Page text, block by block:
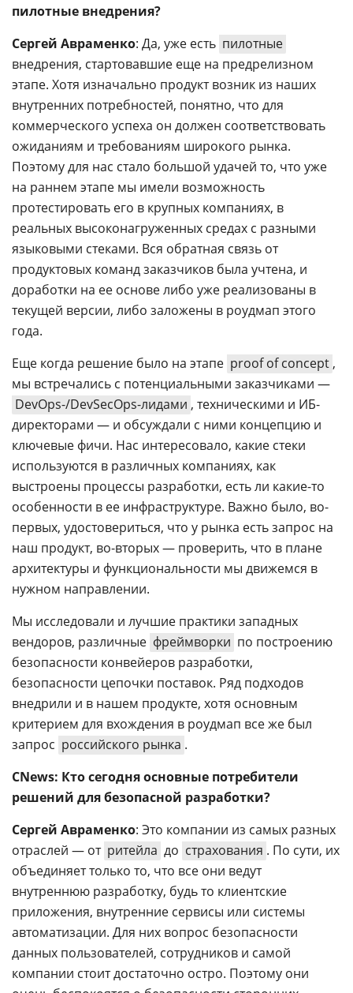
пилотные внедрения?
Сергей Авраменко: Да, уже есть пилотные
внедрения, стартовавшие еще на предрелизном
этапе. Хотя изначально продукт возник из наших
внутренних потребностей, понятно, что для
коммерческого успеха он должен соответствовать
ожиданиям и требованиям широкого рынка.
Поэтому для нас стало большой удачей то, что уже
на раннем этапе мы имели возможность
протестировать его в крупных компаниях, в
реальных высоконагруженных средах с разными
языковыми стеками. Вся обратная связь от
продуктовых команд заказчиков была учтена, и
доработки на ее основе либо уже реализованы в
текущей версии, либо заложены в роудмап этого
года.
Еще когда решение было на этапе proof of concept ,
мы встречались с потенциальными заказчиками —
DevOps-/DevSecOps-лидами , техническими и ИБ-
директорами — и обсуждали с ними концепцию и
ключевые фичи. Нас интересовало, какие стеки
используются в различных компаниях, как
выстроены процессы разработки, есть ли какие-то
особенности в ее инфраструктуре. Важно было, во-
первых, удостовериться, что у рынка есть запрос на
наш продукт, во-вторых — проверить, что в плане
архитектуры и функциональности мы движемся в
нужном направлении.
Мы исследовали и лучшие практики западных
вендоров, различные фреймворки по построению
безопасности конвейеров разработки,
безопасности цепочки поставок. Ряд подходов
внедрили и в нашем продукте, хотя основным
критерием для вхождения в роудмап все же был
запрос российского рынка .
CNews: Кто сегодня основные потребители
решений для безопасной разработки?
Сергей Авраменко: Это компании из самых разных
отраслей — от ритейла до страхования . По сути, их
объединяет только то, что все они ведут
внутреннюю разработку, будь то клиентские
приложения, внутренние сервисы или системы
автоматизации. Для них вопрос безопасности
данных пользователей, сотрудников и самой
компании стоит достаточно остро. Поэтому они